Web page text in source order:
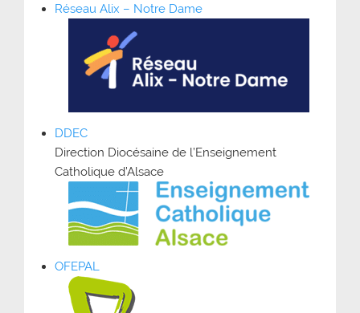
Réseau Alix – Notre Dame
DDEC
Direction Diocésaine de l’Enseignement
Catholique d’Alsace
OFEPAL